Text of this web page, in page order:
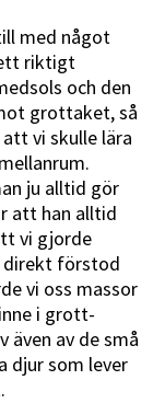
med något
riktigt
och den
grottaket, så
vi skulle lära
ju alltid gör
att han alltid
vi gjorde
direkt förstod
vi oss massor
i grott-
även av de små
djur som lever